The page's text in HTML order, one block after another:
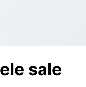
sale